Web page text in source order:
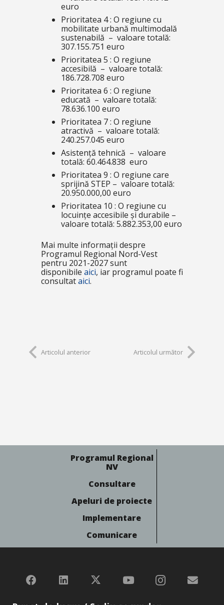
euro
Prioritatea 4 : O regiune cu
mobilitate urbană multimodală
sustenabilă – valoare totală:
307.155.751 euro
Prioritatea 5 : O regiune
accesibilă – valoare totală:
186.728.708 euro
Prioritatea 6 : O regiune
educată – valoare totală:
78.636.100 euro
Prioritatea 7 : O regiune
atractivă – valoare totală:
240.257.045 euro
Asistență tehnică – valoare
totală: 60.464.838 euro
Prioritatea 9 : O regiune care
sprijină STEP – valoare totală:
20.950.000,00 euro
Prioritatea 10 : O regiune cu
locuințe accesibile și durabile –
valoare totală: 5.882.353,00 euro
Mai multe informații despre
Programul Regional Nord-Vest
pentru 2021-2027 sunt
disponibile aici, iar programul poate fi
consultataici.
Articolul anterior Articolul următor
Programul Regional
NV
Consultare
Apeluri de proiecte
Implementare
Comunicare